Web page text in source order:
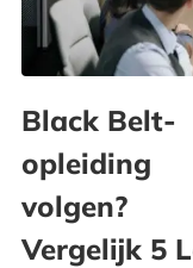
Black Belt-
opleiding
volgen?
Vergelijk 5